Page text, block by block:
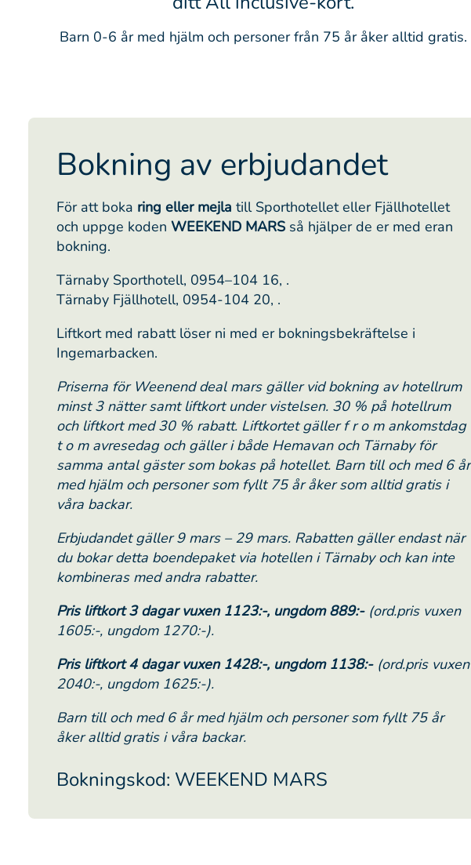
Barn 0-6 år med hjälm och personer från 75 år åker alltid gratis.
Bokning av erbjudandet
För att boka ring eller mejla till Sporthotellet eller Fjällhotellet
och uppge koden WEEKEND MARS så hjälper de er med eran
bokning.
Tärnaby Sporthotell, 0954–104 16, .
Tärnaby Fjällhotell, 0954-104 20, .
Liftkort med rabatt löser ni med er bokningsbekräftelse i
Ingemarbacken.
Priserna för Weenend deal mars gäller vid bokning av hotellrum
minst 3 nätter samt liftkort under vistelsen. 30 % på hotellrum
och liftkort med 30 % rabatt. Liftkortet gäller f r o m ankomstdag
t o m avresedag och gäller i både Hemavan och Tärnaby för
samma antal gäster som bokas på hotellet. Barn till och med 6 år
med hjälm och personer som fyllt 75 år åker som alltid gratis i
våra backar.
Erbjudandet gäller 9 mars – 29 mars. Rabatten gäller endast när
du bokar detta boendepaket via hotellen i Tärnaby och kan inte
kombineras med andra rabatter.
Pris liftkort 3 dagar vuxen 1123:-, ungdom 889:-(ord.pris vuxen
1605:-, ungdom 1270:-).
Pris liftkort 4 dagar vuxen 1428:-, ungdom 1138:-(ord.pris vuxen
2040:-, ungdom 1625:-).
Barn till och med 6 år med hjälm och personer som fyllt 75 år
åker alltid gratis i våra backar.
Bokningskod: WEEKEND MARS